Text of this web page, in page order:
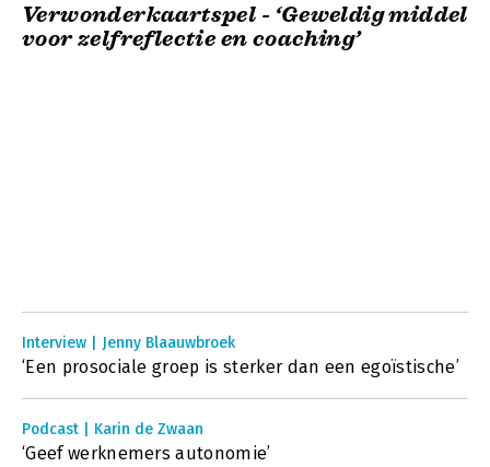
Verwonderkaartspel - ‘Geweldig middel
voor zelfreflectie en coaching’
Interview | Jenny Blaauwbroek
‘Een prosociale groep is sterker dan een egoïstische’
Podcast | Karin de Zwaan
‘Geef werknemers autonomie’